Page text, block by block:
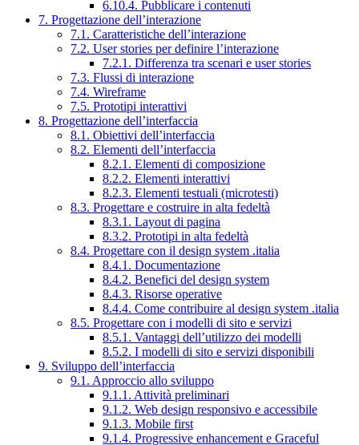
6.10.4. Pubblicare i contenuti
7. Progettazione dell’interazione
7.1. Caratteristiche dell’interazione
7.2. User stories per definire l’interazione
7.2.1. Differenza tra scenari e user stories
7.3. Flussi di interazione
7.4. Wireframe
7.5. Prototipi interattivi
8. Progettazione dell’interfaccia
8.1. Obiettivi dell’interfaccia
8.2. Elementi dell’interfaccia
8.2.1. Elementi di composizione
8.2.2. Elementi interattivi
8.2.3. Elementi testuali (microtesti)
8.3. Progettare e costruire in alta fedeltà
8.3.1. Layout di pagina
8.3.2. Prototipi in alta fedeltà
8.4. Progettare con il design system .italia
8.4.1. Documentazione
8.4.2. Benefici del design system
8.4.3. Risorse operative
8.4.4. Come contribuire al design system .italia
8.5. Progettare con i modelli di sito e servizi
8.5.1. Vantaggi dell’utilizzo dei modelli
8.5.2. I modelli di sito e servizi disponibili
9. Sviluppo dell’interfaccia
9.1. Approccio allo sviluppo
9.1.1. Attività preliminari
9.1.2. Web design responsivo e accessibile
9.1.3. Mobile first
9.1.4. Progressive enhancement e Graceful